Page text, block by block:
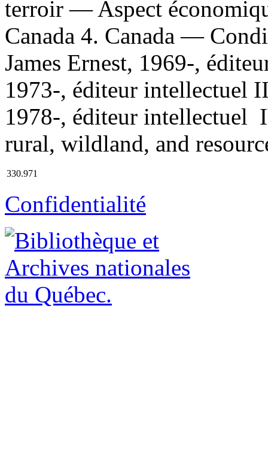
terroir — Aspect
Canada 4. Canada —
James Ernest, 1969-,
1973-, éditeur intellectuel
1978-, éditeur intellectuel
rural, wildland, and
330.971
Confidentialité